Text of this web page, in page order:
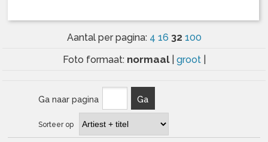
Aantal per pagina: 4 16 32 100
Foto formaat: normaal groot
Ga naar pagina Ga
Sorteer op